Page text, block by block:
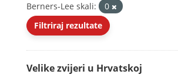
Berners-Lee skali:
0
Filtriraj rezultate
Velike zvijeri u Hrvatskoj